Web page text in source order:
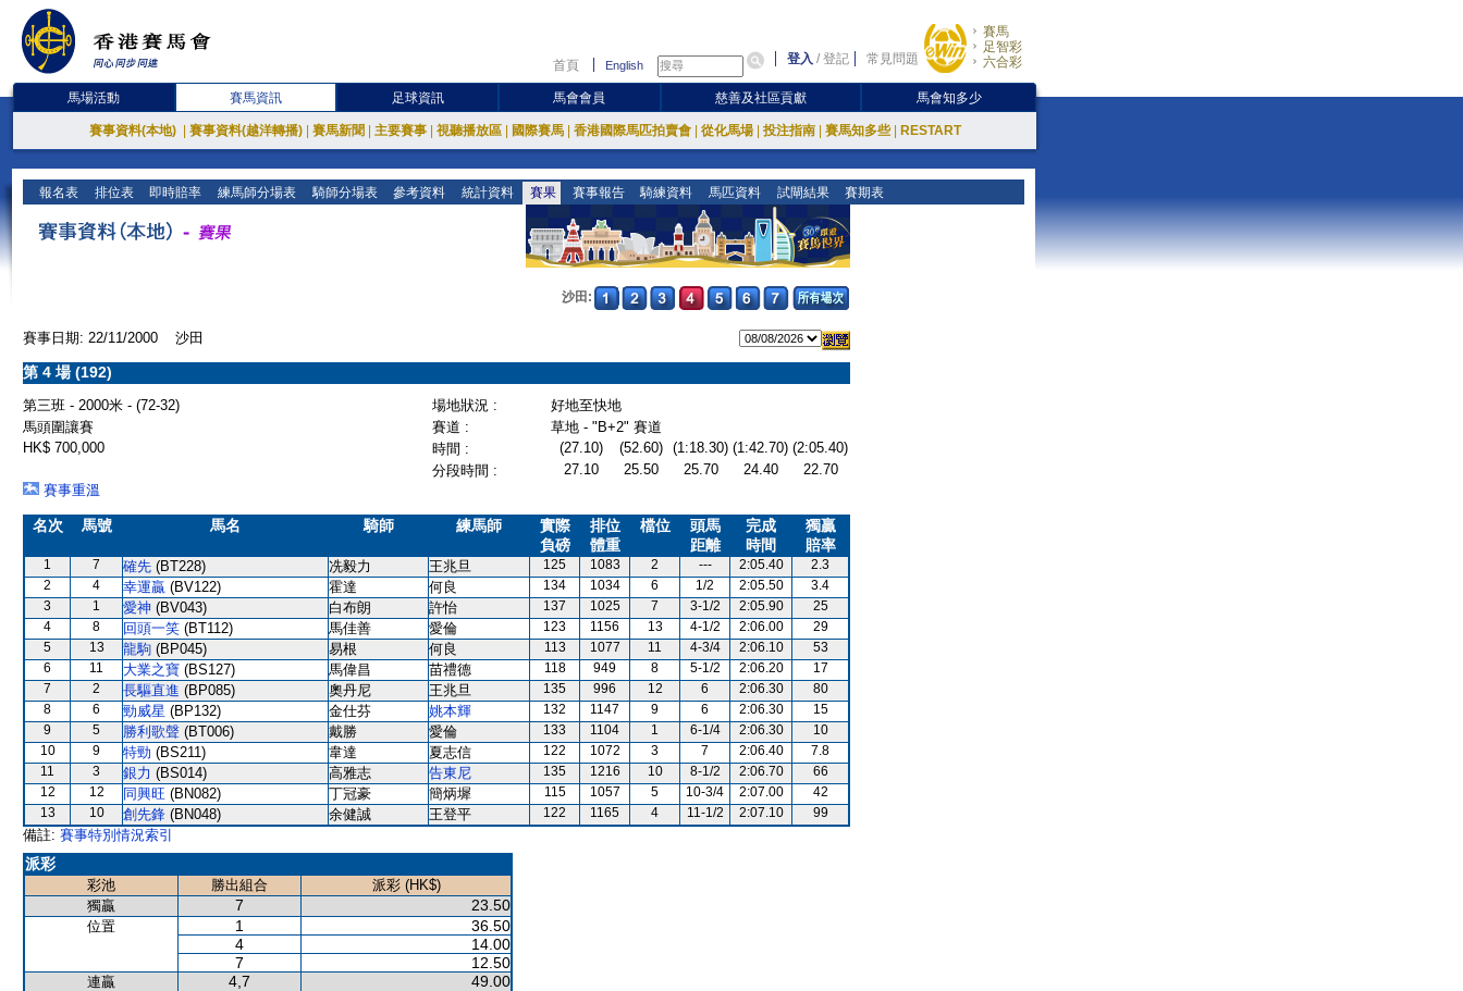
首頁 English 登入 /登記 常見問題
賽馬
足智彩
六合彩
馬場活動 賽馬資訊 足球資訊 馬會會員 慈善及社區貢獻 馬會知多少
賽事資料(本地) 賽事資料(越洋轉播) 賽馬新聞 主要賽事 視聽播放區 國際賽馬 香港國際馬匹拍賣會 從化馬場 投注指南 賽馬知多些 RESTART
報名表 排位表 即時賠率 練馬師分場表 騎師分場表 參考資料 統計資料 賽果 賽事報告 騎練資料 馬匹資料 試閘結果 賽期表
沙田:
賽事日期: 22/11/2000 沙田
第 4 場 (192)
第三班 - 2000米 - (72-32) 場地狀況 :
好地至快地
馬頭圍讓賽
賽道 :
草地 - "B+2" 賽道
HK$ 700,000
時間 : (27.10) (52.60) (1:18.30) (1:42.70) (2:05.40)
分段時間 :
27.10 25.50 25.70 24.40
22.70
賽事重溫
名次 馬號 馬名 騎師 練馬師
實際
負磅
排位
體重
檔位
頭馬
距離
完成
時間
獨贏
賠率
1 7 確先 (BT228) 冼毅力 王兆旦 125 1083 2 --- 2:05.40
2.3
2
4 幸運贏 (BV122) 霍達 何良 134 1034 6 1/2 2:05.50
3.4
3
1 愛神 (BV043) 白布朗 許怡 137 1025 7 3-1/2 2:05.90
25
4
8 回頭一笑 (BT112) 馬佳善 愛倫 123 1156 13 4-1/2 2:06.00
29
5
13 龍駒 (BP045) 易根 何良 113 1077 11 4-3/4 2:06.10
53
6
11 大業之寶 (BS127) 馬偉昌 苗禮德 118 949 8 5-1/2 2:06.20
17
7
2 長驅直進 (BP085) 奧丹尼 王兆旦 135 996 12 6 2:06.30
80
8
6 勁威星 (BP132) 金仕芬 姚本輝 132 1147 9 6 2:06.30
15
9
5 勝利歌聲 (BT006) 戴勝 愛倫 133 1104 1 6-1/4 2:06.30
10
10
9 特勁 (BS211) 韋達 夏志信 122 1072 3 7 2:06.40
7.8
11
3 銀力 (BS014) 高雅志 告東尼 135 1216 10 8-1/2 2:06.70
66
12
12 同興旺 (BN082) 丁冠豪 簡炳墀 115 1057 5 10-3/4 2:07.00
42
13
10 創先鋒 (BN048) 余健誠 王登平 122 1165 4 11-1/2 2:07.10 99
備註: 賽事特別情況索引
派彩
彩池 勝出組合
派彩 (HK$)
獨贏
7 23.50
位置 1
36.50
4
14.00
7
12.50
連贏 4,7 49.00